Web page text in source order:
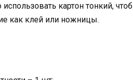
картон тонкий,
как клей или ножницы.